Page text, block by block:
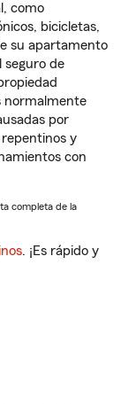
como
bicicletas,
su apartamento
seguro de
normalmente
por
y
con
completa de la
. ¡Es rápido y